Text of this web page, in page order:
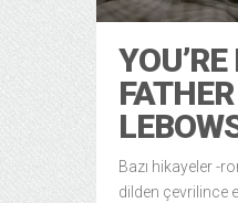
Bazı hikayeler -
dilden çevrilince